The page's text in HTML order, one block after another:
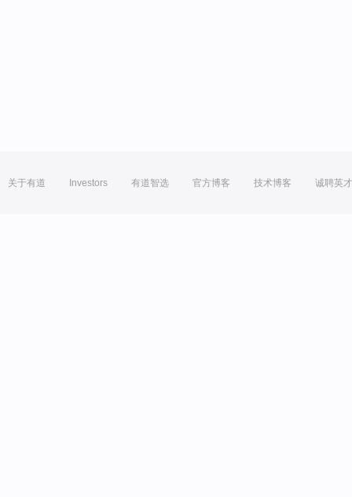
关于有道 Investors 有道智选 官方博客 技术博客 诚聘英才